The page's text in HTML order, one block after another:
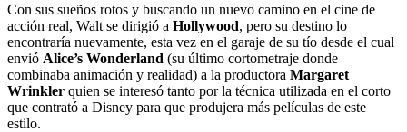
Con sus sueños rotos y buscando un nuevo camino en el cine de
acción real, Walt se dirigió a Hollywood, pero su destino lo
encontraría nuevamente, esta vez en el garaje de su tío desde el cual
envió Alice’s Wonderland (su último cortometraje donde
combinaba animación y realidad) a la productora Margaret
Wrinkler quien se interesó tanto por la técnica utilizada en el corto
que contrató a Disney para que produjera más películas de este
estilo.